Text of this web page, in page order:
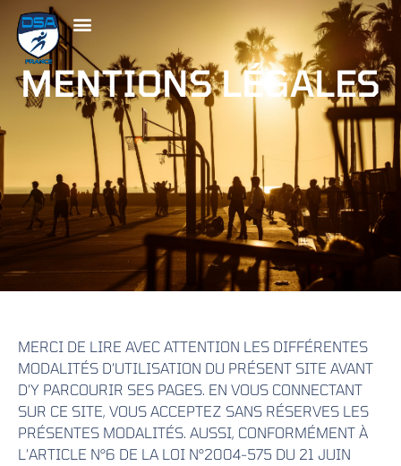
MENTIONS LÉGALES
MERCI DE LIRE AVEC ATTENTION LES DIFFÉRENTES
MODALITÉS D’UTILISATION DU PRÉSENT SITE AVANT
D’Y PARCOURIR SES PAGES. EN VOUS CONNECTANT
SUR CE SITE, VOUS ACCEPTEZ SANS RÉSERVES LES
PRÉSENTES MODALITÉS. AUSSI, CONFORMÉMENT À
L’ARTICLE N°6 DE LA LOI N°2004-575 DU 21 JUIN